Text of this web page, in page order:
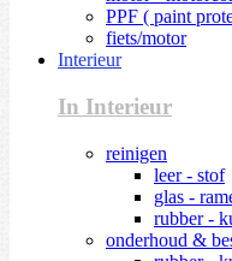
PPF ( paint
fiets/motor
Interieur
In Interieur
reinigen
leer - stof
glas -
rubber -
onderhoud &